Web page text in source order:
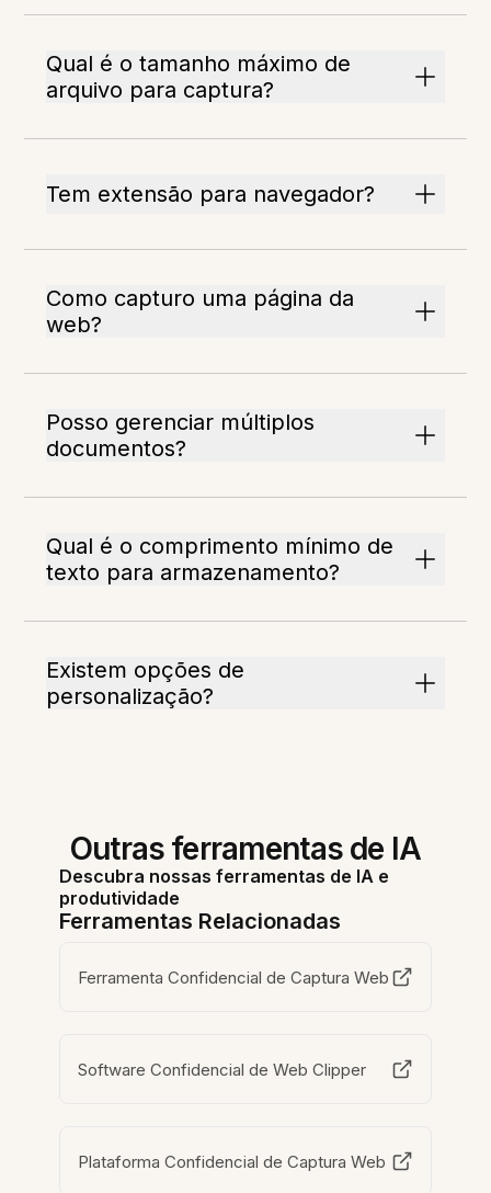
Qual é o tamanho máximo de
arquivo para captura?
Tem extensão para navegador?
Como capturo uma página da
web?
Posso gerenciar múltiplos
documentos?
Qual é o comprimento mínimo de
texto para armazenamento?
Existem opções de
personalização?
Outras ferramentas de IA
Descubra nossas ferramentas de IA e
produtividade
Ferramentas Relacionadas
Ferramenta Confidencial de Captura Web
Software Confidencial de Web Clipper
Plataforma Confidencial de Captura Web